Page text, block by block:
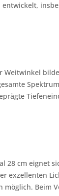
Weitwinkel
28 cm eignet
exzellenten
Beim